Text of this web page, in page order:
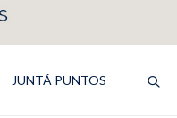
JUNTÁ PUNTOS